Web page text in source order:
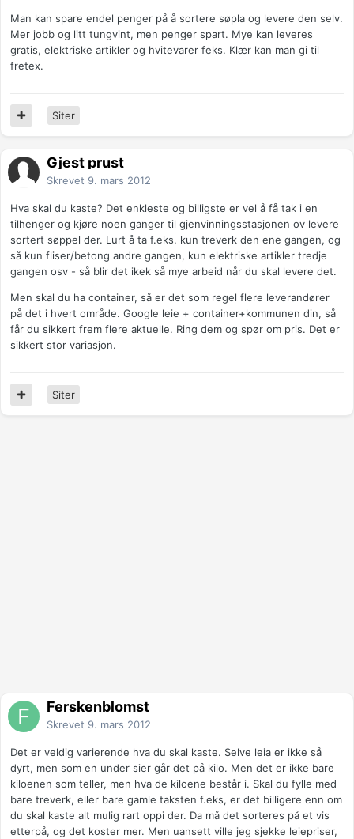
Man kan spare endel penger på å sortere søpla og levere den selv.
Mer jobb og litt tungvint, men penger spart. Mye kan leveres
gratis, elektriske artikler og hvitevarer feks. Klær kan man gi til
fretex.
Siter
Gjest prust
Skrevet 9. mars 2012
Hva skal du kaste? Det enkleste og billigste er vel å få tak i en
tilhenger og kjøre noen ganger til gjenvinningsstasjonen ov levere
sortert søppel der. Lurt å ta f.eks. kun treverk den ene gangen, og
så kun fliser/betong andre gangen, kun elektriske artikler tredje
gangen osv - så blir det ikek så mye arbeid når du skal levere det.
Men skal du ha container, så er det som regel flere leverandører
på det i hvert område. Google leie + container+kommunen din, så
får du sikkert frem flere aktuelle. Ring dem og spør om pris. Det er
sikkert stor variasjon.
Siter
Ferskenblomst
Skrevet 9. mars 2012
Det er veldig varierende hva du skal kaste. Selve leia er ikke så
dyrt, men som en under sier går det på kilo. Men det er ikke bare
kiloenen som teller, men hva de kiloene består i. Skal du fylle med
bare treverk, eller bare gamle taksten f.eks, er det billigere enn om
du skal kaste alt mulig rart oppi der. Da må det sorteres på et vis
etterpå, og det koster mer. Men uansett ville jeg sjekke leiepriser,